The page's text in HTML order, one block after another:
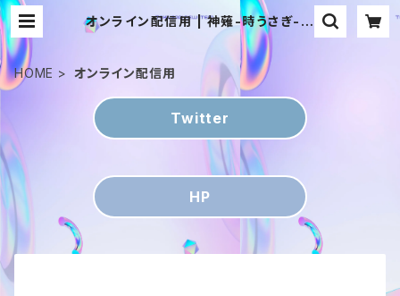
オンライン配信用 | 神薙-時うさぎ-
WEBショップ
HOME オンライン配信用
Twitter
HP